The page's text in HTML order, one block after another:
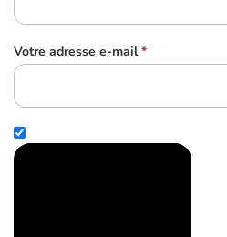
Votre adresse e-mail *